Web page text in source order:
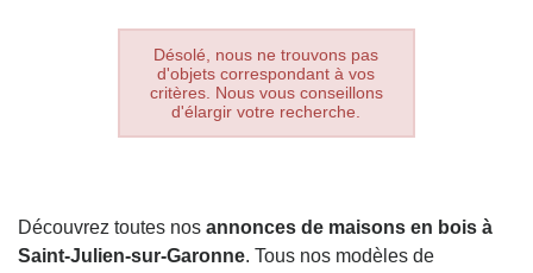
Désolé, nous ne trouvons pas
d'objets correspondant à vos
critères. Nous vous conseillons
d'élargir votre recherche.
Découvrez toutes nos annonces de maisons en bois à
Saint-Julien-sur-Garonne. Tous nos modèles de